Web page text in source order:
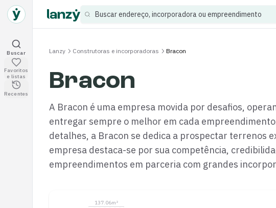
BuscarBuscar empreendimentos
Favoritos
e listas
Empreendimentos salvos
RecentesVisitados recentemente
Buscar endereço, incorporadora ou empreendimento
Lanzy Construtoras e incorporadoras Bracon
Bracon
A Bracon é uma empresa movida por desafios,
entregar sempre o melhor em cada
detalhes, a Bracon se dedica a prospectar terrenos
empresa destaca-se por sua competência,
empreendimentos em parceria com grandes
137.06m²